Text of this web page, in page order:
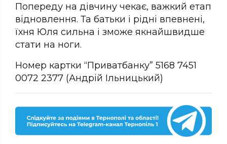
Попереду на дівчину чекає, важкий етап
відновлення. Та батьки і рідні впевнені,
їхня Юля сильна і зможе якнайшвидше
стати на ноги.
Номер картки “Приватбанку” 5168 7451
0072 2377 (Андрій Ільницький)